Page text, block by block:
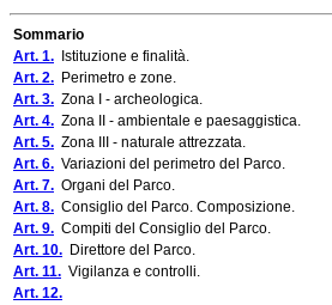
Sommario
Art. 1. Istituzione e finalità.
Art. 2. Perimetro e zone.
Art. 3. Zona I - archeologica.
Art. 4. Zona II - ambientale e paesaggistica.
Art. 5. Zona III - naturale attrezzata.
Art. 6. Variazioni del perimetro del Parco.
Art. 7. Organi del Parco.
Art. 8. Consiglio del Parco. Composizione.
Art. 9. Compiti del Consiglio del Parco.
Art. 10. Direttore del Parco.
Art. 11. Vigilanza e controlli.
Art. 12.